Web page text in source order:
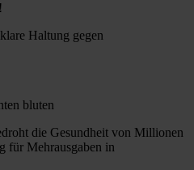
Haltung gegen
bluten
die Gesundheit von Millionen
für Mehrausgaben in